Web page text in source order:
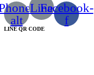
alt
Line
Facebook-
f
LINE QR CODE